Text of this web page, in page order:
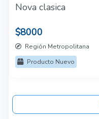
Nova clasica
$8000
Región Metropolitana
Producto Nuevo